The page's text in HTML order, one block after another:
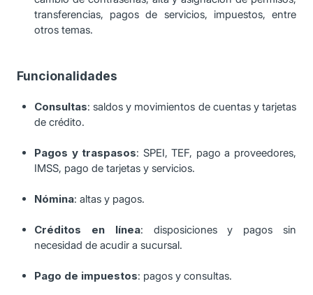
transferencias, pagos de servicios, impuestos, entre
otros temas.
Funcionalidades
Consultas: saldos y movimientos de cuentas y tarjetas
de crédito.
Pagos y traspasos: SPEI, TEF, pago a proveedores,
IMSS, pago de tarjetas y servicios.
Nómina: altas y pagos.
Créditos en línea: disposiciones y pagos sin
necesidad de acudir a sucursal.
Pago de impuestos: pagos y consultas.